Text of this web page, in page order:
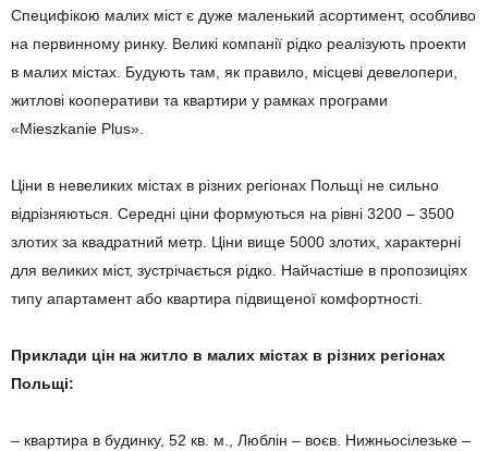
Специфікою малих міст є дуже маленький асортимент, особливо
на первинному ринку. Великі компанії рідко реалізують проекти
в малих містах. Будують там, як правило, місцеві девелопери,
житлові кооперативи та квартири у рамках програми
«Mieszkanie Plus».
Ціни в невеликих містах в різних регіонах Польщі не сильно
відрізняються. Середні ціни формуються на рівні 3200 – 3500
злотих за квадратний метр. Ціни вище 5000 злотих, характерні
для великих міст, зустрічається рідко. Найчастіше в пропозиціях
типу апартамент або квартира підвищеної комфортності.
Приклади цін на житло в малих містах в різних регіонах
Польщі:
– квартира в будинку, 52 кв. м., Люблін – воєв. Нижньосілезьке –